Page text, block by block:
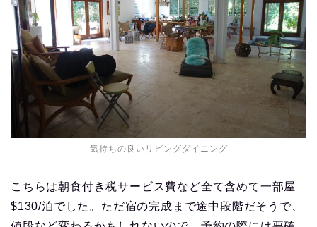
気持ちの良いリビングダイニング
こちらは朝食付き税サービス費など全て含めて一部屋
$130/泊でした。ただ宿の完成まで途中段階だそうで、